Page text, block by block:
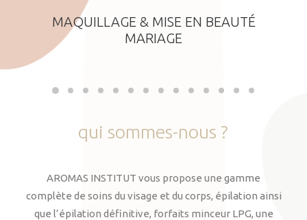
MAQUILLAGE & MISE EN BEAUTÉ
MARIAGE
qui sommes-nous ?
AROMAS INSTITUT vous propose une gamme
complète de soins du visage et du corps, épilation ainsi
que l’épilation définitive, forfaits minceur LPG, une